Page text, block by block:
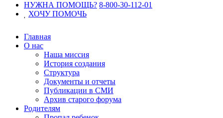
НУЖНА ПОМОЩЬ? 8-800-30-112-01
ХОЧУПОМОЧЬ
Главная
О нас
Наша миссия
История создания
Структура
Документы и отчеты
Публикации в СМИ
Архив старого форума
Родителям